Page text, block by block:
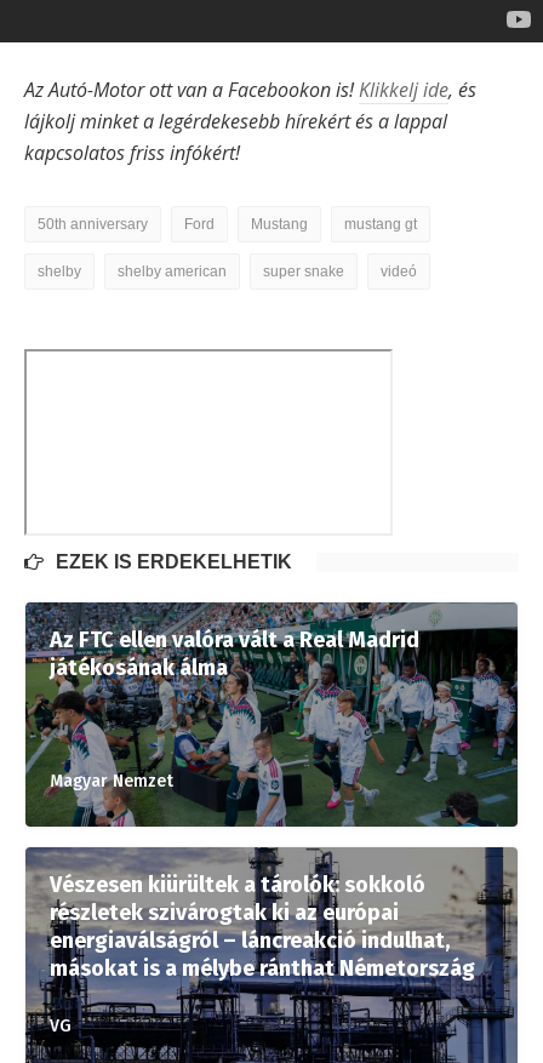
Az Autó-Motor ott van a Facebookon is!Klikkelj ide, és
lájkolj minket a legérdekesebb hírekért és a lappal
kapcsolatos friss infókért!
50th anniversary Ford Mustang mustang gt
shelby shelby american super snake videó
EZEK IS ÉRDEKELHETIK
Az FTC ellen valóra vált a Real Madrid
játékosának álma
Magyar Nemzet
Vészesen kiürültek a tárolók: sokkoló
részletek szivárogtak ki az európai
energiaválságról – láncreakció indulhat,
másokat is a mélybe ránthat Németország
VG